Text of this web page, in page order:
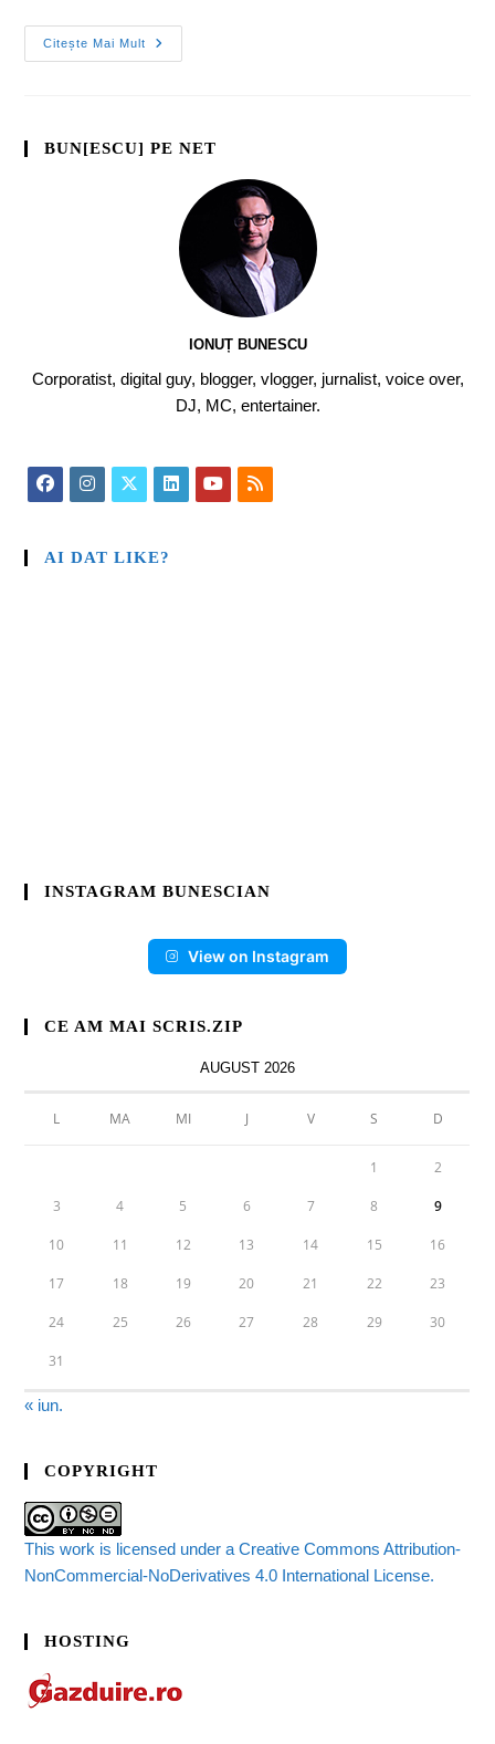
Citește Mai Mult
BUN[ESCU] PE NET
IONUȚ BUNESCU
Corporatist, digital guy, blogger, vlogger, jurnalist, voice over,
DJ, MC, entertainer.
AI DAT LIKE?
INSTAGRAM BUNESCIAN
View on Instagram
CE AM MAI SCRIS.ZIP
AUGUST 2026
L MA MI J V S D
1 2
3 4 5 6 7 8 9
10 11 12 13 14 15 16
17 18 19 20 21 22 23
24 25 26 27 28 29 30
31
« iun.
COPYRIGHT
This work is licensed under a Creative Commons Attribution-
NonCommercial-NoDerivatives 4.0 International License.
HOSTING